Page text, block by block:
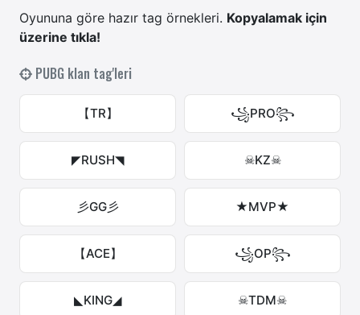
Oyununa göre hazır tag örnekleri. Kopyalamak için
üzerine tıkla!
PUBG klan tag'leri
【TR】 ꧁PRO꧂
◤RUSH◥ ☠KZ☠
彡GG彡 ★MVP★
【ACE】 ꧁OP꧂
◣KING◢ ☠TDM☠